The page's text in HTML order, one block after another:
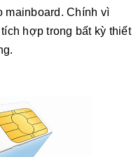
mainboard. Chính vì
hợp trong bất kỳ thiết